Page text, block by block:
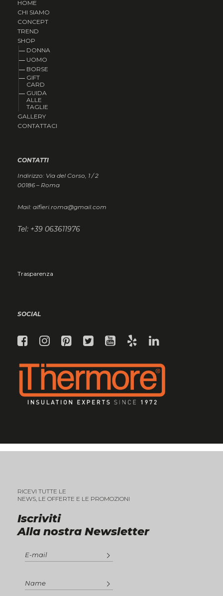
HOME
CHI SIAMO
CONCEPT
TREND
SHOP
DONNA
UOMO
BORSE
GIFT
CARD
GUIDA
ALLE
TAGLIE
GALLERY
CONTATTACI
CONTATTI
Indirizzo: Via del Corso, 1 / 2
00186 – Roma
Mail: alfieri.roma@gmail.com
Tel: +39 063611976
Trasparenza
SOCIAL
Iscriviti
Alla nostra Newsletter
RICEVI TUTTE LE
NEWS, LE OFFERTE E LE PROMOZIONI